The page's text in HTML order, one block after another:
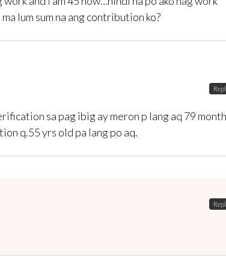
lum sum na ang contribution ko?
sa pag ibig ay meron p lang aq 79
q.55 yrs old pa lang po aq.